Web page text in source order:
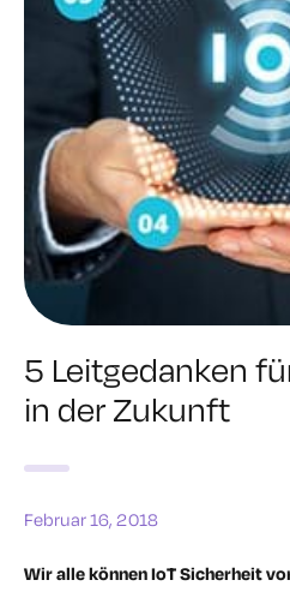
5 Leitgedanken
in der Zukunft
Februar 16, 2018
Wir alle können IoT Sicherheit